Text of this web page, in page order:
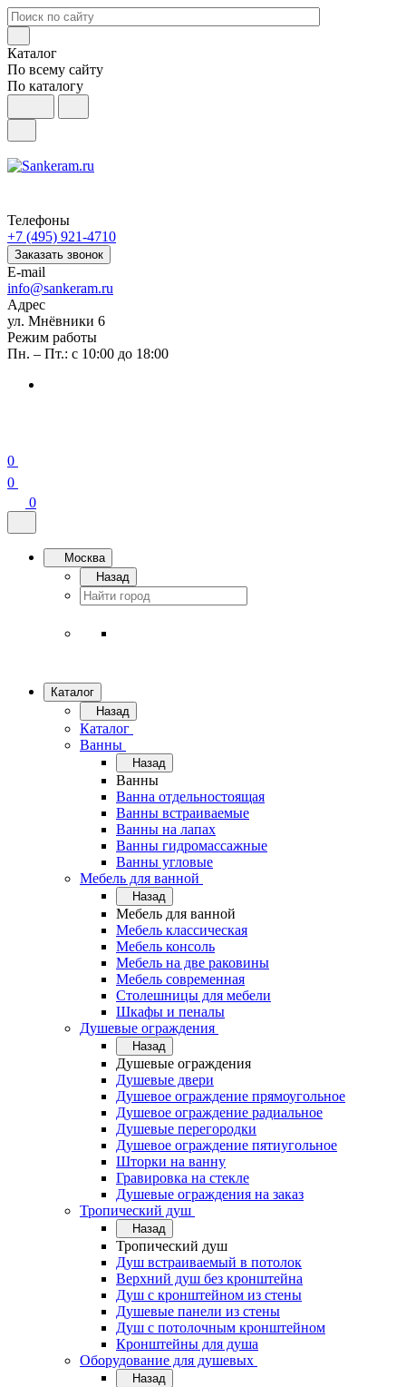
Каталог
По всему сайту
По каталогу
Телефоны
+7 (495) 921-4710
Заказать звонок
E-mail
info@sankeram.ru
Адрес
ул. Мнёвники 6
Режим работы
Пн. – Пт.: с 10:00 до 18:00
0
0
0
Москва
Назад
Каталог
Назад
Каталог
Ванны
Назад
Ванны
Ванна отдельностоящая
Ванны встраиваемые
Ванны на лапах
Ванны гидромассажные
Ванны угловые
Мебель для ванной
Назад
Мебель для ванной
Мебель классическая
Мебель консоль
Мебель на две раковины
Мебель современная
Столешницы для мебели
Шкафы и пеналы
Душевые ограждения
Назад
Душевые ограждения
Душевые двери
Душевое ограждение прямоугольное
Душевое ограждение радиальное
Душевые перегородки
Душевое ограждение пятиугольное
Шторки на ванну
Гравировка на стекле
Душевые ограждения на заказ
Тропический душ
Назад
Тропический душ
Душ встраиваемый в потолок
Верхний душ без кронштейна
Душ с кронштейном из стены
Душевые панели из стены
Душ с потолочным кронштейном
Кронштейны для душа
Оборудование для душевых
Назад